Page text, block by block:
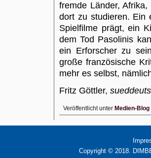
fremde Länder,
dort zu studieren. Ein
Spielfilme prägt, ein
dem Tod Pasolinis
ein Erforscher zu
große französische
mehr es selbst,
Fritz Göttler,
Veröffentlicht unter Medien-Blog
Copyright © 2018.